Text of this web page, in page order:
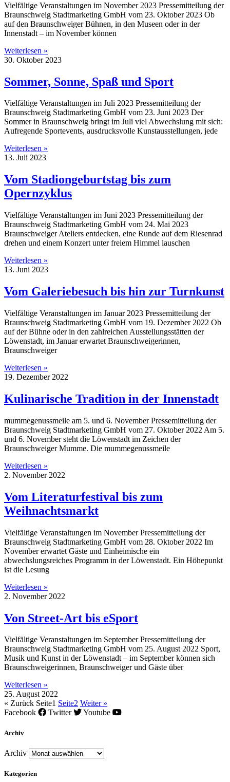
Vielfältige Veranstaltungen im November 2023 Pressemitteilung der
Braunschweig Stadtmarketing GmbH vom 23. Oktober 2023 Ob
auf den Braunschweiger Bühnen, in den Museen oder in der
Innenstadt – im November können
Weiterlesen »
30. Oktober 2023
Sommer, Sonne, Spaß und Sport
Vielfältige Veranstaltungen im Juli 2023 Pressemitteilung der
Braunschweig Stadtmarketing GmbH vom 23. Juni 2023 Der
Sommer in Braunschweig bringt im Juli viel Abwechslung mit sich:
Aufregende Sportevents, ausdrucksvolle Kunstausstellungen, jede
Weiterlesen »
13. Juli 2023
Vom Stadiongeburtstag bis zum
Opernzyklus
Vielfältige Veranstaltungen im Juni 2023 Pressemitteilung der
Braunschweig Stadtmarketing GmbH vom 24. Mai 2023
Braunschweiger Ateliers entdecken, eine Runde auf dem Riesenrad
drehen und einem Konzert unter freiem Himmel lauschen
Weiterlesen »
13. Juni 2023
Vom Galeriebesuch bis hin zur Turnkunst
Vielfältige Veranstaltungen im Januar 2023 Pressemitteilung der
Braunschweig Stadtmarketing GmbH vom 19. Dezember 2022 Ob
auf der Bühne oder in den zahlreichen Ausstellungsstätten der
Löwenstadt, im Januar erwartet Braunschweigerinnen,
Braunschweiger
Weiterlesen »
19. Dezember 2022
Kulinarische Tradition in der Innenstadt
mummegenussmeile am 5. und 6. November Pressemitteilung der
Braunschweig Stadtmarketing GmbH vom 27. Oktober 2022 Am 5.
und 6. November steht die Löwenstadt im Zeichen der
Braunschweiger Mumme. Die mummegenussmeile
Weiterlesen »
2. November 2022
Vom Literaturfestival bis zum
Weihnachtsmarkt
Vielfältige Veranstaltungen im November Pressemitteilung der
Braunschweig Stadtmarketing GmbH vom 28. Oktober 2022 Im
November erwartet Gäste und Einheimische ein
abwechslungsreiches Programm in der Löwenstadt. Ein Höhepunkt
ist die Lesung
Weiterlesen »
2. November 2022
Von Street-Art bis eSport
Vielfältige Veranstaltungen im September Pressemitteilung der
Braunschweig Stadtmarketing GmbH vom 25. August 2022 Sport,
Musik und Kunst in der Löwenstadt – im September können sich
Braunschweigerinnen, Braunschweiger und Gäste über
Weiterlesen »
25. August 2022
« Zurück Seite1 Seite2 Weiter »
Facebook
Twitter Youtube
Archiv
Archiv
Kategorien